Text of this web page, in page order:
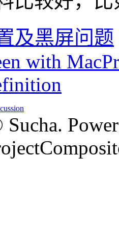
及黑屏问题
with